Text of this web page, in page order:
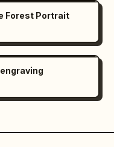
Forest Portrait